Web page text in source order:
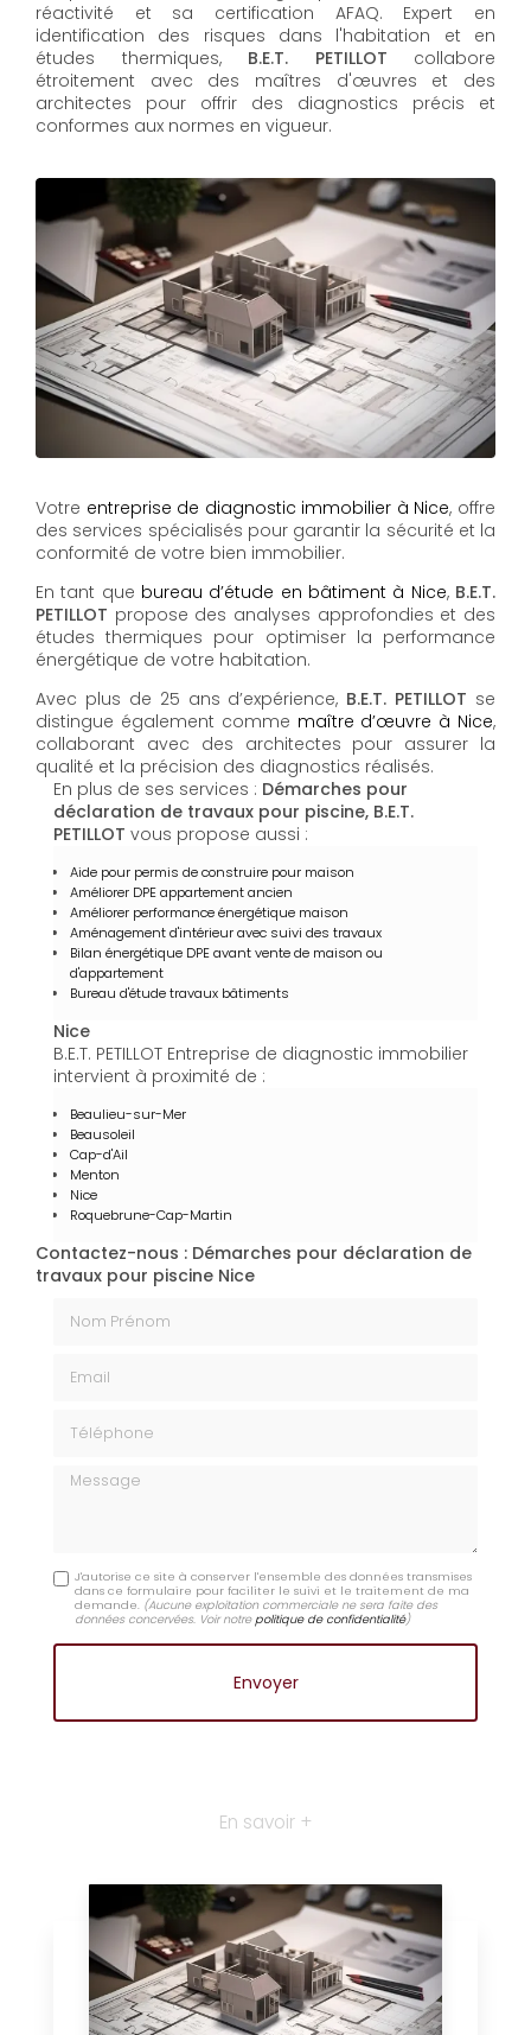
réactivité et sa certification AFAQ. Expert en
identification des risques dans l'habitation et en
études thermiques, B.E.T. PETILLOT collabore
étroitement avec des maîtres d'œuvres et des
architectes pour offrir des diagnostics précis et
conformes aux normes en vigueur.
Votre entreprise de diagnostic immobilier à Nice, offre
des services spécialisés pour garantir la sécurité et la
conformité de votre bien immobilier.
En tant que bureau d’étude en bâtiment à Nice, B.E.T.
PETILLOT propose des analyses approfondies et des
études thermiques pour optimiser la performance
énergétique de votre habitation.
Avec plus de 25 ans d’expérience, B.E.T. PETILLOT se
distingue également comme maître d’œuvre à Nice,
collaborant avec des architectes pour assurer la
qualité et la précision des diagnostics réalisés.
En plus de ses services : Démarches pour
déclaration de travaux pour piscine, B.E.T.
PETILLOT vous propose aussi :
Aide pour permis de construire pour maison
Améliorer DPE appartement ancien
Améliorer performance énergétique maison
Aménagement d'intérieur avec suivi des travaux
Bilan énergétique DPE avant vente de maison ou
d'appartement
Bureau d'étude travaux bâtiments
Nice
B.E.T. PETILLOT Entreprise de diagnostic immobilier
intervient à proximité de :
Beaulieu-sur-Mer
Beausoleil
Cap-d'Ail
Menton
Nice
Roquebrune-Cap-Martin
Contactez-nous : Démarches pour déclaration de
travaux pour piscine Nice
Message
J'autorise ce site à conserver l'ensemble des données transmises
dans ce formulaire pour faciliter le suivi et le traitement de ma
demande. (Aucune exploitation commerciale ne sera faite des
données concervées. Voir notrepolitique de confidentialité)
En savoir +